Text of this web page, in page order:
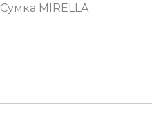
Сумка MIRELLA